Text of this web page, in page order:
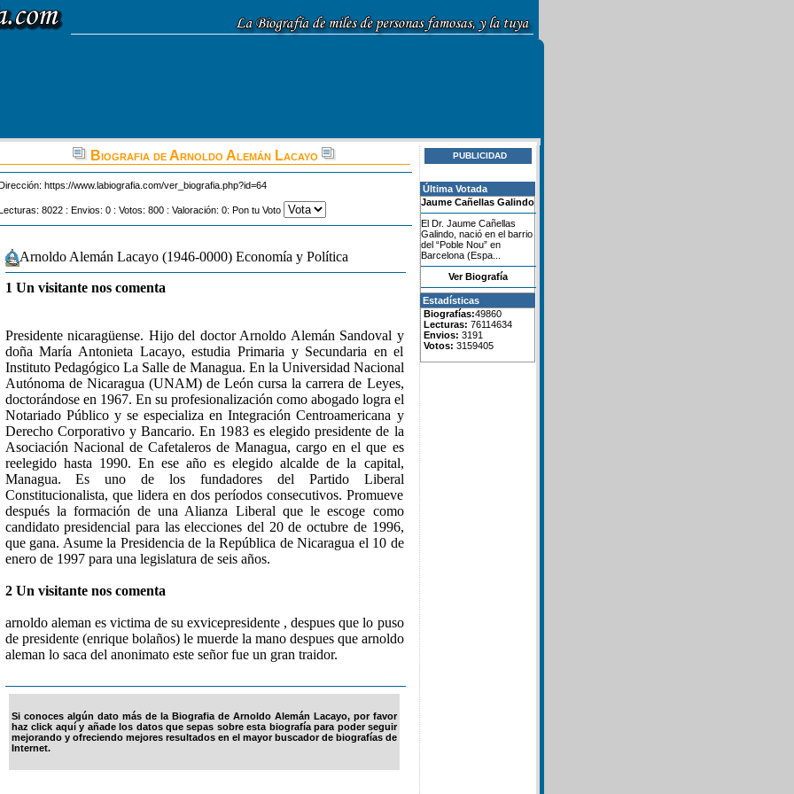
Biografia de Arnoldo Alemán Lacayo
https://www.labiografia.com/ver_biografia.php?id=64
8022 : Envios: 0 : Votos: 800 : Valoración: 0: Pon tu Voto
Arnoldo Alemán Lacayo (1946-0000) Economía y Política
1 Un visitante nos comenta
Presidente nicaragüense. Hijo del doctor Arnoldo Alemán Sandoval y
doña María Antonieta Lacayo, estudia Primaria y Secundaria en el
Instituto Pedagógico La Salle de Managua. En la Universidad Nacional
Autónoma de Nicaragua (UNAM) de León cursa la carrera de Leyes,
doctorándose en 1967. En su profesionalización como abogado logra el
Notariado Público y se especializa en Integración Centroamericana y
Derecho Corporativo y Bancario. En 1983 es elegido presidente de la
Asociación Nacional de Cafetaleros de Managua, cargo en el que es
reelegido hasta 1990. En ese año es elegido alcalde de la capital,
Managua. Es uno de los fundadores del Partido Liberal
Constitucionalista, que lidera en dos períodos consecutivos. Promueve
después la formación de una Alianza Liberal que le escoge como
candidato presidencial para las elecciones del 20 de octubre de 1996,
que gana. Asume la Presidencia de la República de Nicaragua el 10 de
enero de 1997 para una legislatura de seis años.
2 Un visitante nos comenta
arnoldo aleman es victima de su exvicepresidente , despues que lo puso
de presidente (enrique bolaños) le muerde la mano despues que arnoldo
aleman lo saca del anonimato este señor fue un gran traidor.
Si conoces algún dato más de la Biografia de Arnoldo Alemán Lacayo, por favor
haz click aquí y añade los datos que sepas sobre esta biografía para poder seguir
mejorando y ofreciendo mejores resultados en el mayor buscador de biografías de
Internet.
PUBLICIDAD
Última Votada
Jaume Cañellas Galindo
El Dr. Jaume Cañellas
Galindo, nació en el barrio
del “Poble Nou” en
Barcelona (Espa...
Ver Biografía
Estadísticas
Biografías:49860
Lecturas: 76114634
Envios: 3191
Votos: 3159405